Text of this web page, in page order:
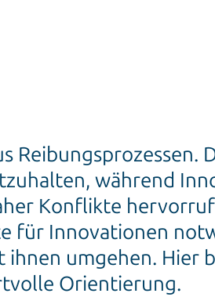
Reibungsprozessen.
während
Konflikte
für Innovationen
umgehen. Hier
Orientierung.